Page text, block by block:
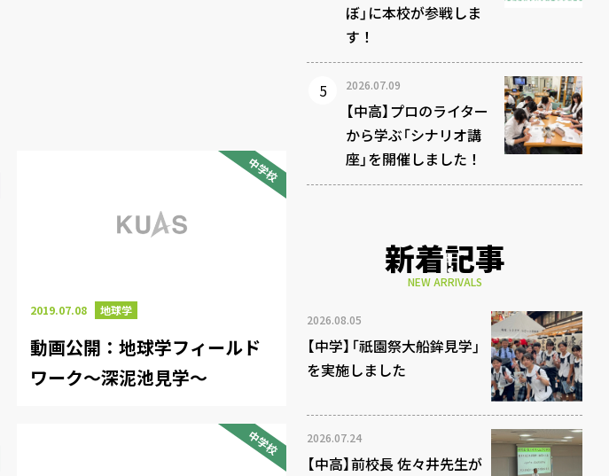
中学校
2019.07.08 地球学
動画公開：地球学フィールド
ワーク～深泥池見学～
中学校
ぼ」に本校が参戦しま
す！
2026.07.09
【中高】プロのライター
から学ぶ「シナリオ講
座」を開催しました！
新着記事
NEW ARRIVALS
2026.08.05
【中学】「祇園祭大船鉾見学」
を実施しました
2026.07.24
【中高】前校長 佐々井先生が